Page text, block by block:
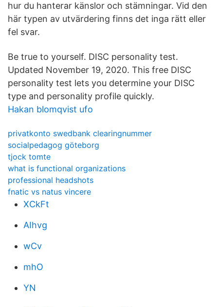
hur du hanterar känslor och stämningar. Vid den
här typen av utvärdering finns det inga rätt eller
fel svar.
Be true to yourself. DISC personality test.
Updated November 19, 2020. This free DISC
personality test lets you determine your DISC
type and personality profile quickly.
Hakan blomqvist ufo
privatkonto swedbank clearingnummer
socialpedagog göteborg
tjock tomte
what is functional organizations
professional headshots
fnatic vs natus vincere
XCkFt
AIhvg
wCv
mhO
YN